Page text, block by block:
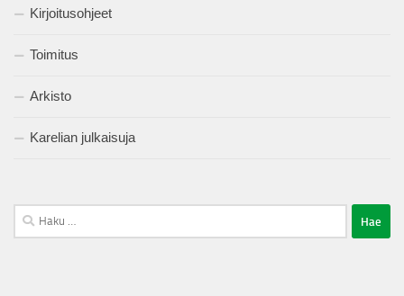
Kirjoitusohjeet
Toimitus
Arkisto
Karelian julkaisuja
Haku: